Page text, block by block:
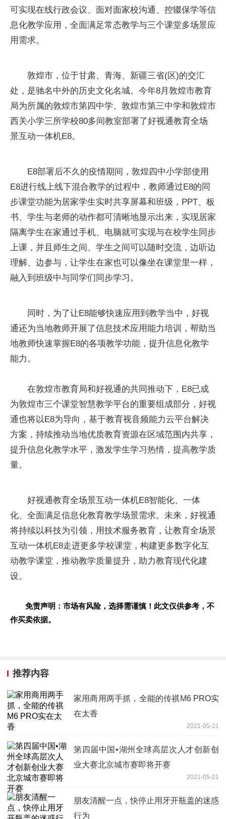
可实现在线行政会议、面对面家校沟通、控辍保学等信
息化教学应用，全面满足常态教学与三个课堂多场景应
用需求。
敦煌市，位于甘肃、青海、新疆三省(区)的交汇
处，是驰名中外的历史文化名城。今年8月敦煌市教育
局为所属的敦煌市第四中学、敦煌市第三中学和敦煌市
西关小学三所学校80多间教室部署了好视通教育全场
景互动一体机E8。
E8部署后不久的疫情期间，敦煌四中小学部使用
E8进行线上线下混合教学的过程中，教师通过E8的同
步课堂功能为居家学生实时共享屏幕和班级，PPT、板
书、学生与老师的动作都可清晰地显示出来，实现居家
隔离学生在家通过手机、电脑就可实现与在校学生同步
上课，并且师生之间、学生之间可以随时交流，边听边
理解、边参与，让学生在家也可以像坐在课堂里一样，
融入到班级中与同学们同步学习。
同时，为了让E8能够快速应用到教学当中，好视
通还为当地教师开展了信息技术应用能力培训，帮助当
地教师快速掌握E8的各项教学功能，提升信息化教学
能力。
在敦煌市教育局和好视通的共同推动下，E8已成
为敦煌市三个课堂智慧教学平台的重要组成部分，好视
通也将以E8为导向，基于教育视音频能力云平台解决
方案，持续推动当地优质教育资源在区域范围内共享，
提升信息化教学水平，激发学生学习热情，提高教学质
量。
好视通教育全场景互动一体机E8智能化、一体
化、全面满足信息化教育教学场景需求。未来，好视通
将持续以科技为引领，用技术服务教育，让教育全场景
互动一体机E8走进更多学校课堂，构建更多数字化互
动教学课堂，推动教学质量提升，助力教育现代化建
设。
免责声明：市场有风险，选择需谨慎！此文仅供参考，不
作买卖依据。
推荐内容
家用商用两手抓，全能的传祺M6 PRO实
在太香
2021-05-21
第四届中国•湖州全球高层次人才创新创
业大赛北京城市赛即将开赛
2021-05-21
朋友清醒一点，快停止用牙开瓶盖的迷惑
行为